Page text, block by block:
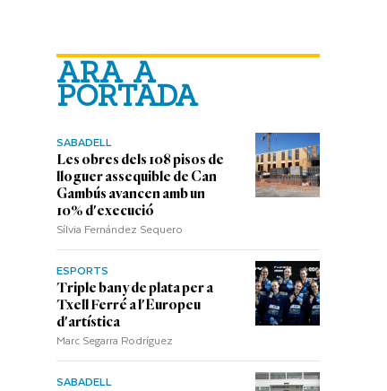
ARA A
PORTADA
SABADELL
Les obres dels 108 pisos de
lloguer assequible de Can
Gambús avancen amb un
10% d'execució
Sílvia Fernández Sequero
ESPORTS
Triple bany de plata per a
Txell Ferré a l'Europeu
d'artística
Marc Segarra Rodríguez
SABADELL